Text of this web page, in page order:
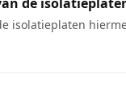
isolatieplaten